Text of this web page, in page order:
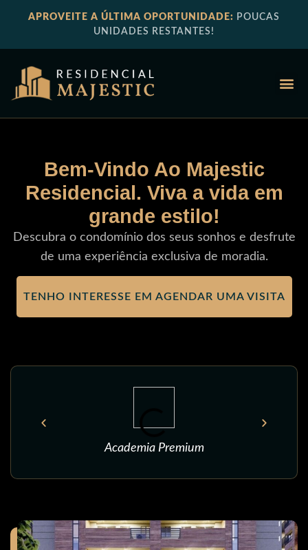
APROVEITE A ÚLTIMA OPORTUNIDADE: POUCAS
UNIDADES RESTANTES!
Bem-Vindo Ao Majestic
Residencial. Viva a vida em
grande estilo!
Descubra o condomínio dos seus sonhos e desfrute
de uma experiência exclusiva de moradia.
TENHO INTERESSE EM AGENDAR UMA VISITA
Academia Premium